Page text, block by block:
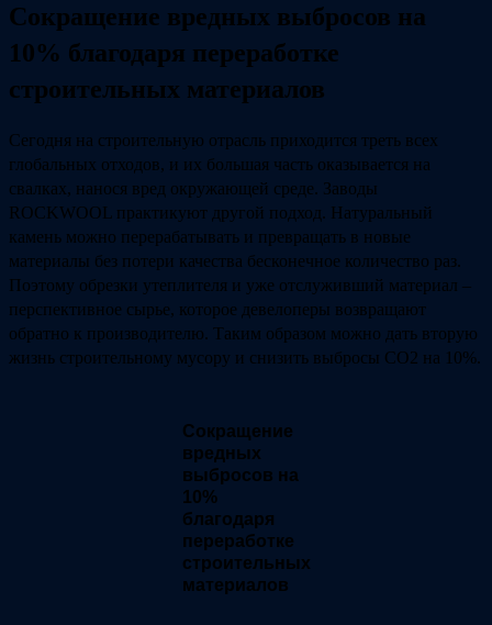
Сокращение вредных выбросов на
10% благодаря переработке
строительных материалов
Сегодня на строительную отрасль приходится треть всех
глобальных отходов, и их большая часть оказывается на
свалках, нанося вред окружающей среде. Заводы
ROCKWOOL практикуют другой подход. Натуральный
камень можно перерабатывать и превращать в новые
материалы без потери качества бесконечное количество раз.
Поэтому обрезки утеплителя и уже отслуживший материал –
перспективное сырье, которое девелоперы возвращают
обратно к производителю. Таким образом можно дать вторую
жизнь строительному мусору и снизить выбросы CO2 на 10%.
Сокращение
вредных
выбросов на
10%
благодаря
переработке
строительных
материалов